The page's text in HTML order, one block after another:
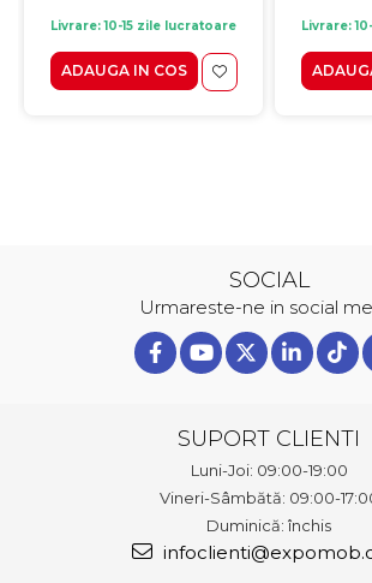
Livrare: 10-15 zile lucratoare
ADAUGA IN COS
Livrare:
SOCIAL
Urmareste-ne in social
SUPORT CLIENTI
Luni-Joi: 09:00-19:00
Vineri-Sâmbătă: 09:00-
Duminică: închis